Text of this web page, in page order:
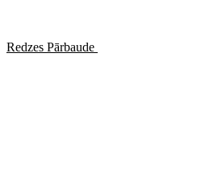
Redzes Pārbaude